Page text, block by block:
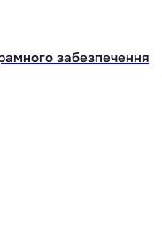
забезпечення